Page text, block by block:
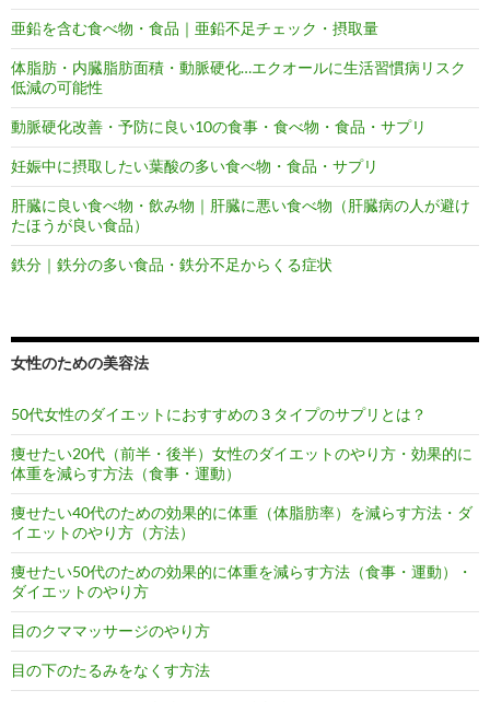
亜鉛を含む食べ物・食品｜亜鉛不足チェック・摂取量
体脂肪・内臓脂肪面積・動脈硬化…エクオールに生活習慣病リスク
低減の可能性
動脈硬化改善・予防に良い10の食事・食べ物・食品・サプリ
妊娠中に摂取したい葉酸の多い食べ物・食品・サプリ
肝臓に良い食べ物・飲み物｜肝臓に悪い食べ物（肝臓病の人が避け
たほうが良い食品）
鉄分｜鉄分の多い食品・鉄分不足からくる症状
女性のための美容法
50代女性のダイエットにおすすめの３タイプのサプリとは？
痩せたい20代（前半・後半）女性のダイエットのやり方・効果的に
体重を減らす方法（食事・運動）
痩せたい40代のための効果的に体重（体脂肪率）を減らす方法・ダ
イエットのやり方（方法）
痩せたい50代のための効果的に体重を減らす方法（食事・運動）・
ダイエットのやり方
目のクママッサージのやり方
目の下のたるみをなくす方法